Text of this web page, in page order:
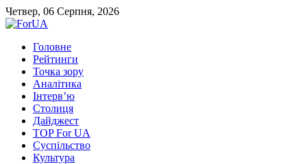
Четвер, 06 Серпня, 2026
Головне
Рейтинги
Точка зору
Аналітика
Інтерв’ю
Столиця
Дайджест
TOP For UA
Суспiльство
Культура